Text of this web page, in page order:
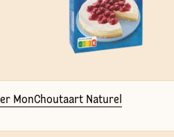
MonChoutaart Naturel